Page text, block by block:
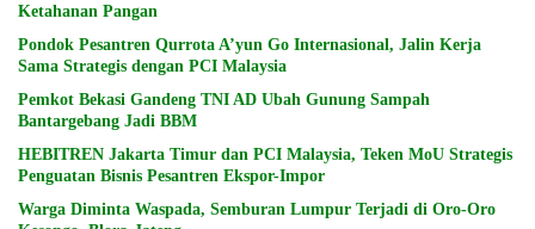
Ketahanan Pangan
Pondok Pesantren Qurrota A’yun Go Internasional, Jalin Kerja
Sama Strategis dengan PCI Malaysia
Pemkot Bekasi Gandeng TNI AD Ubah Gunung Sampah
Bantargebang Jadi BBM
HEBITREN Jakarta Timur dan PCI Malaysia, Teken MoU Strategis
Penguatan Bisnis Pesantren Ekspor-Impor
Warga Diminta Waspada, Semburan Lumpur Terjadi di Oro-Oro